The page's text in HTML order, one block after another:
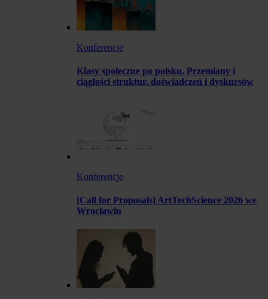
Konferencje
Klasy społeczne po polsku. Przemiany i
ciągłości struktur, doświadczeń i dyskursów
Konferencje
[Call for Proposals] ArtTechScience 2026 we
Wrocławiu